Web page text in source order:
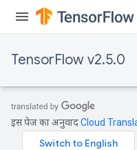
TensorFlow v2.5.0
इस पेज का अनुवादCloud